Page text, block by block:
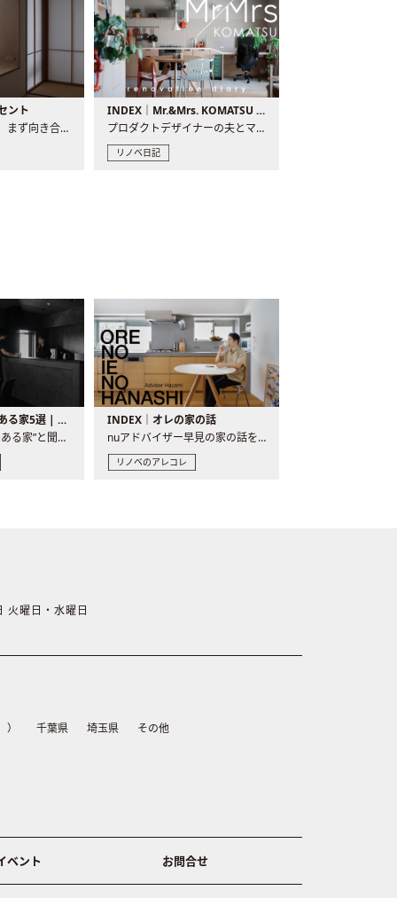
ント
現場が始まるとき、まず向き合うものの一つがコンセントです..
INDEX｜Mr.&Mrs. KOMATSU renovation diary
プロダクトデザイナーの夫とマーチャンダイザーの妻が、夫婦で..
リノベ日記
バーカウンターのある家5選 | 日常に馴染む“距離の近い”キッチンとは
“バーカウンターのある家”と聞くと、少し特別な、大人のための..
INDEX｜オレの家の話
nuアドバイザー早見の家の話を、全4話でお届け。リノベーションを..
リノベのアレコレ
曜日・水曜日
） 千葉県 埼玉県
その他
ベント お問合せ